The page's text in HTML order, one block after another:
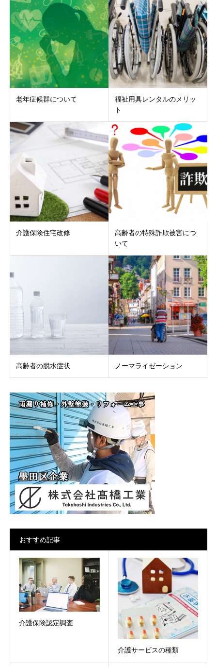
老年症候群について
福祉用具レンタルのメリッ
ト
介護保険住宅改修
高齢者の特殊詐欺被害につ
いて
高齢者の脱水症状 ノーマライゼーション
おすすめ記事
介護保険認定調査
介護サービスの種類